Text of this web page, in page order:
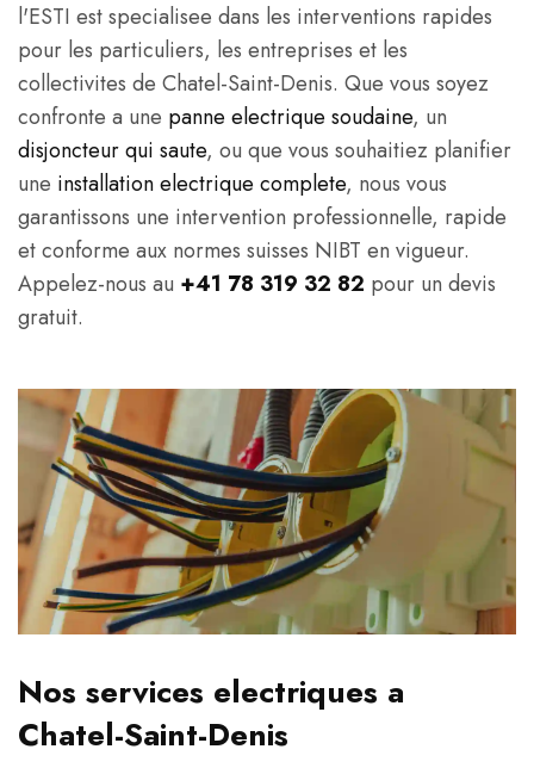
l'ESTI est specialisee dans les interventions rapides
pour les particuliers, les entreprises et les
collectivites de Chatel-Saint-Denis. Que vous soyez
confronte a une panne electrique soudaine, un
disjoncteur qui saute, ou que vous souhaitiez planifier
une installation electrique complete, nous vous
garantissons une intervention professionnelle, rapide
et conforme aux normes suisses NIBT en vigueur.
Appelez-nous au +41 78 319 32 82 pour un devis
gratuit.
Nos services electriques a
Chatel-Saint-Denis